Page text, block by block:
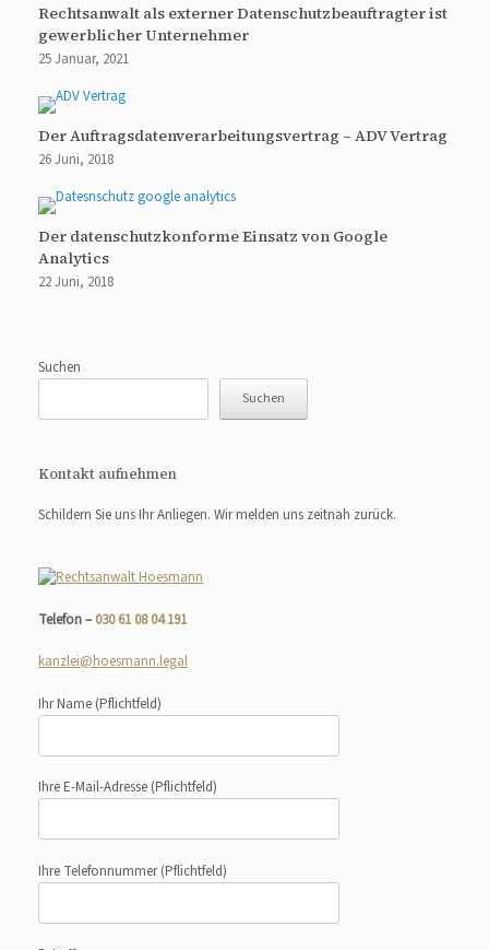
Rechtsanwalt als externer Datenschutzbeauftragter ist
gewerblicher Unternehmer
25 Januar, 2021
Der Auftragsdatenverarbeitungsvertrag – ADV Vertrag
26 Juni, 2018
Der datenschutzkonforme Einsatz von Google
Analytics
22 Juni, 2018
Suchen
Suchen
Kontakt aufnehmen
Schildern Sie uns Ihr Anliegen. Wir melden uns zeitnah zurück.
Telefon –030 61 08 04 191
kanzlei@hoesmann.legal
Ihr Name (Pflichtfeld)
Ihre E-Mail-Adresse (Pflichtfeld)
Ihre Telefonnummer(Pflichtfeld)